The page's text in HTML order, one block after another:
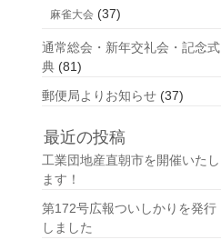
麻雀大会 (37)
通常総会・新年交礼会・記念式
典 (81)
郵便局よりお知らせ (37)
最近の投稿
工業団地産直朝市を開催いたし
ます！
第172号広報ついしかりを発行
しました